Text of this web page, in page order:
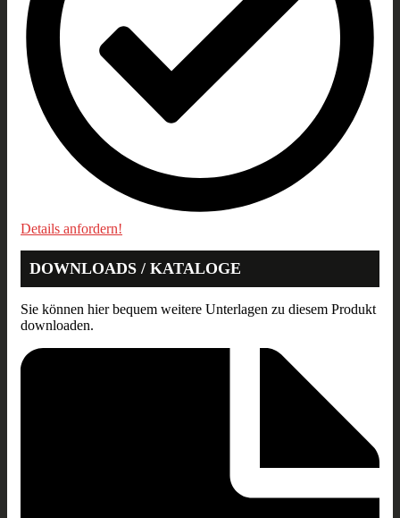
Details anfordern!
DOWNLOADS / KATALOGE
Sie können hier bequem weitere Unterlagen zu diesem Produkt
downloaden.